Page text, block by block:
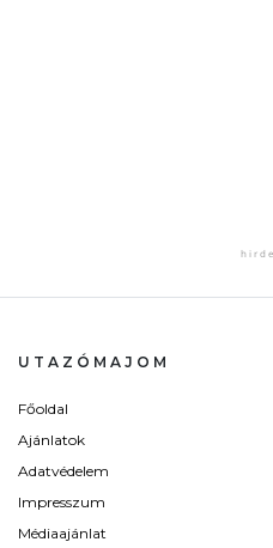
UTAZÓMAJOM
Főoldal
Ajánlatok
Adatvédelem
Impresszum
Médiaajánlat